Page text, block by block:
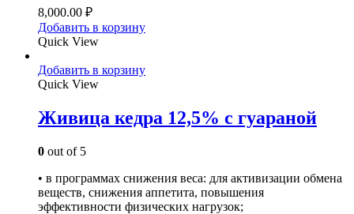
8,000.00 ₽
Добавить в корзину
Quick View
Добавить в корзину
Quick View
Живица кедра 12,5% с гуараной
0 out of 5
• в программах снижения веса: для активизации обмена
веществ, снижения аппетита, повышения
эффективности физических нагрузок;